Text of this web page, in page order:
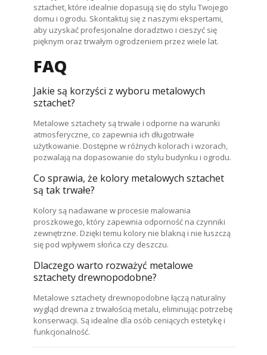
sztachet, które idealnie dopasują się do stylu Twojego
domu i ogrodu. Skontaktuj się z naszymi ekspertami,
aby uzyskać profesjonalne doradztwo i cieszyć się
pięknym oraz trwałym ogrodzeniem przez wiele lat.
FAQ
Jakie są korzyści z wyboru metalowych
sztachet?
Metalowe sztachety są trwałe i odporne na warunki
atmosferyczne, co zapewnia ich długotrwałe
użytkowanie. Dostępne w różnych kolorach i wzorach,
pozwalają na dopasowanie do stylu budynku i ogrodu.
Co sprawia, że kolory metalowych sztachet
są tak trwałe?
Kolory są nadawane w procesie malowania
proszkowego, który zapewnia odporność na czynniki
zewnętrzne. Dzięki temu kolory nie blakną i nie łuszczą
się pod wpływem słońca czy deszczu.
Dlaczego warto rozważyć metalowe
sztachety drewnopodobne?
Metalowe sztachety drewnopodobne łączą naturalny
wygląd drewna z trwałością metalu, eliminując potrzebę
konserwacji. Są idealne dla osób ceniących estetykę i
funkcjonalność.